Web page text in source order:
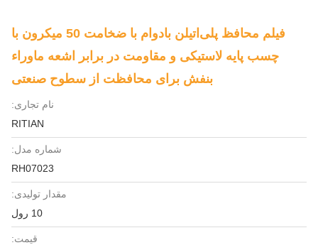
فیلم محافظ پلی‌اتیلن بادوام با ضخامت 50 میکرون با
چسب پایه لاستیکی و مقاومت در برابر اشعه ماوراء
بنفش برای محافظت از سطوح صنعتی
نام تجاری:
RITIAN
شماره مدل:
RH07023
مقدار تولیدی:
10 رول
قیمت: